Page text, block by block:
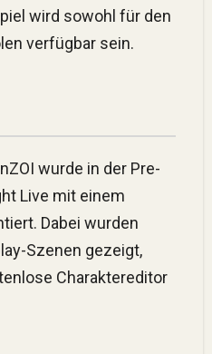
wird sowohl für den
verfügbar sein.
Live mit einem
Dabei wurden
Szenen gezeigt,
Charaktereditor